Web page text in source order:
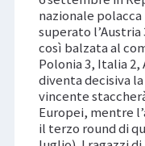
nazionale
superato l’Austria
così balzata al
Polonia 3, Italia 2,
diventa decisiva
vincente
Europei, mentre
il terzo round di